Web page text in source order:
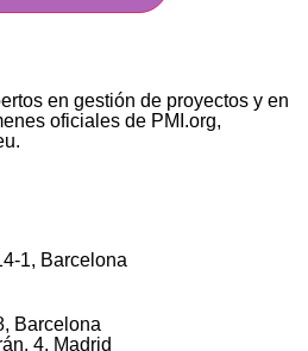
en gestión de proyectos y en
oficiales de PMI.org,
1, Barcelona
Barcelona
4, Madrid